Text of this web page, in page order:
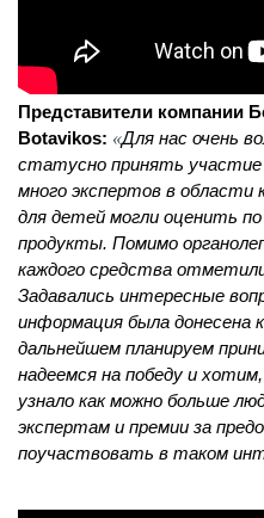
Представители компании
Botavikos: «Для нас очень
статусно принять
много экспертов в области
для детей могли оценить
продукты. Помимо
каждого средства
Задавались интересные
информация была донесена
дальнейшем планируем
надеемся на победу и
узнало как можно больше
экспертам и премии за
поучаствовать в таком